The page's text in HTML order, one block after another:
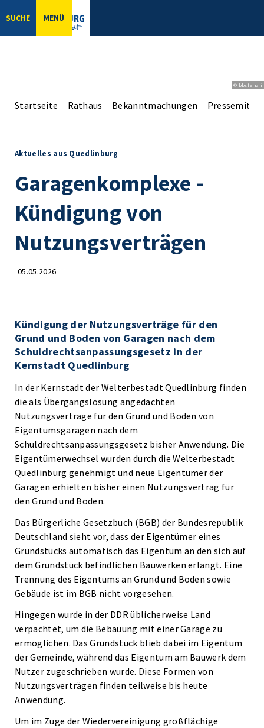
SUCHE MENÜ
© bbsferrari
Startseite Rathaus Bekanntmachungen
Aktuelles aus Quedlinburg
Garagenkomplexe -
Kündigung von
Nutzungsverträgen
05.05.2026
Kündigung der Nutzungsverträge für den
Grund und Boden von Garagen nach dem
Schuldrechtsanpassungsgesetz in der
Kernstadt Quedlinburg
In der Kernstadt der Welterbestadt Quedlinburg finden
die als Übergangslösung angedachten
Nutzungsverträge für den Grund und Boden von
Eigentumsgaragen nach dem
Schuldrechtsanpassungsgesetz bisher Anwendung. Die
Eigentümerwechsel wurden durch die Welterbestadt
Quedlinburg genehmigt und neue Eigentümer der
Garagen erhielten bisher einen Nutzungsvertrag für
den Grund und Boden.
Das Bürgerliche Gesetzbuch (BGB) der Bundesrepublik
Deutschland sieht vor, dass der Eigentümer eines
Grundstücks automatisch das Eigentum an den sich auf
dem Grundstück befindlichen Bauwerken erlangt. Eine
Trennung des Eigentums an Grund und Boden sowie
Gebäude ist im BGB nicht vorgesehen.
Hingegen wurde in der DDR üblicherweise Land
verpachtet, um die Bebauung mit einer Garage zu
ermöglichen. Das Grundstück blieb dabei im Eigentum
der Gemeinde, während das Eigentum am Bauwerk dem
Nutzer zugeschrieben wurde. Diese Formen von
Nutzungsverträgen finden teilweise bis heute
Anwendung.
Um im Zuge der Wiedervereinigung großflächige